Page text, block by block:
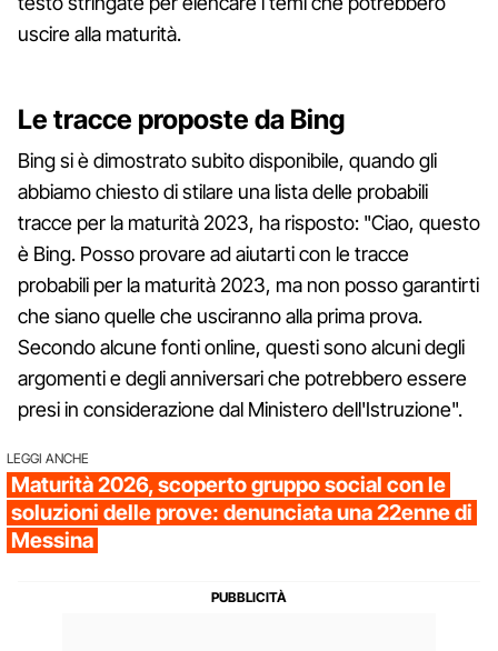
uscire alla maturità.
Le tracce proposte da Bing
Bing si è dimostrato subito disponibile, quando gli
abbiamo chiesto di stilare una lista delle probabili
tracce per la maturità 2023, ha risposto: "Ciao, questo
è Bing. Posso provare ad aiutarti con le tracce
probabili per la maturità 2023, ma non posso garantirti
che siano quelle che usciranno alla prima prova.
Secondo alcune fonti online, questi sono alcuni degli
argomenti e degli anniversari che potrebbero essere
presi in considerazione dal Ministero dell'Istruzione".
LEGGI ANCHE
Maturità 2026, scoperto gruppo social con le
soluzioni delle prove: denunciata una 22enne di
Messina